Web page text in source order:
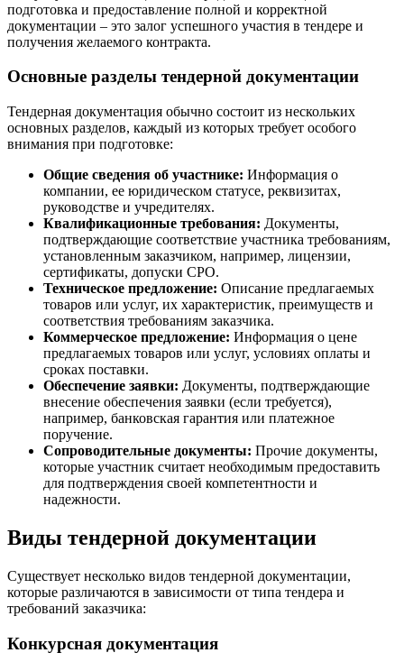
подготовка и предоставление полной и корректной
документации – это залог успешного участия в тендере и
получения желаемого контракта.
Основные разделы тендерной документации
Тендерная документация обычно состоит из нескольких
основных разделов, каждый из которых требует особого
внимания при подготовке:
Общие сведения об участнике: Информация о
компании, ее юридическом статусе, реквизитах,
руководстве и учредителях.
Квалификационные требования: Документы,
подтверждающие соответствие участника требованиям,
установленным заказчиком, например, лицензии,
сертификаты, допуски СРО.
Техническое предложение: Описание предлагаемых
товаров или услуг, их характеристик, преимуществ и
соответствия требованиям заказчика.
Коммерческое предложение: Информация о цене
предлагаемых товаров или услуг, условиях оплаты и
сроках поставки.
Обеспечение заявки: Документы, подтверждающие
внесение обеспечения заявки (если требуется),
например, банковская гарантия или платежное
поручение.
Сопроводительные документы: Прочие документы,
которые участник считает необходимым предоставить
для подтверждения своей компетентности и
надежности.
Виды тендерной документации
Существует несколько видов тендерной документации,
которые различаются в зависимости от типа тендера и
требований заказчика:
Конкурсная документация